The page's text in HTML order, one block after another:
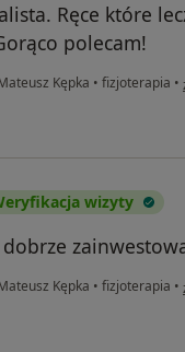
Ręce które
polecam!
Kępka • fizjoterapia •
wizyty
dobrze
Kępka • fizjoterapia •